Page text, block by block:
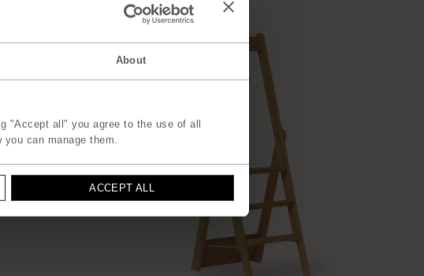
About
"Accept all" you agree to the use of all
can manage them.
ACCEPT ALL